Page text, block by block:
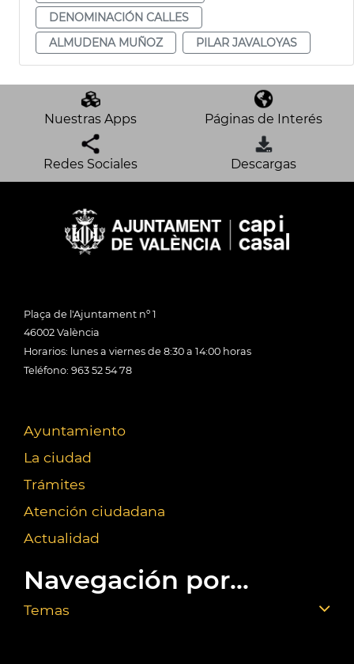
DENOMINACIÓN CALLES
ALMUDENA MUÑOZ
PILAR JAVALOYAS
Nuestras Apps Páginas de Interés
Redes Sociales Descargas
Plaça de l'Ajuntament nº 1
46002 València
Horarios: lunes a viernes de 8:30 a 14:00 horas
Teléfono: 963 52 54 78
Ayuntamiento
La ciudad
Trámites
Atención ciudadana
Actualidad
Navegación por...
Temas